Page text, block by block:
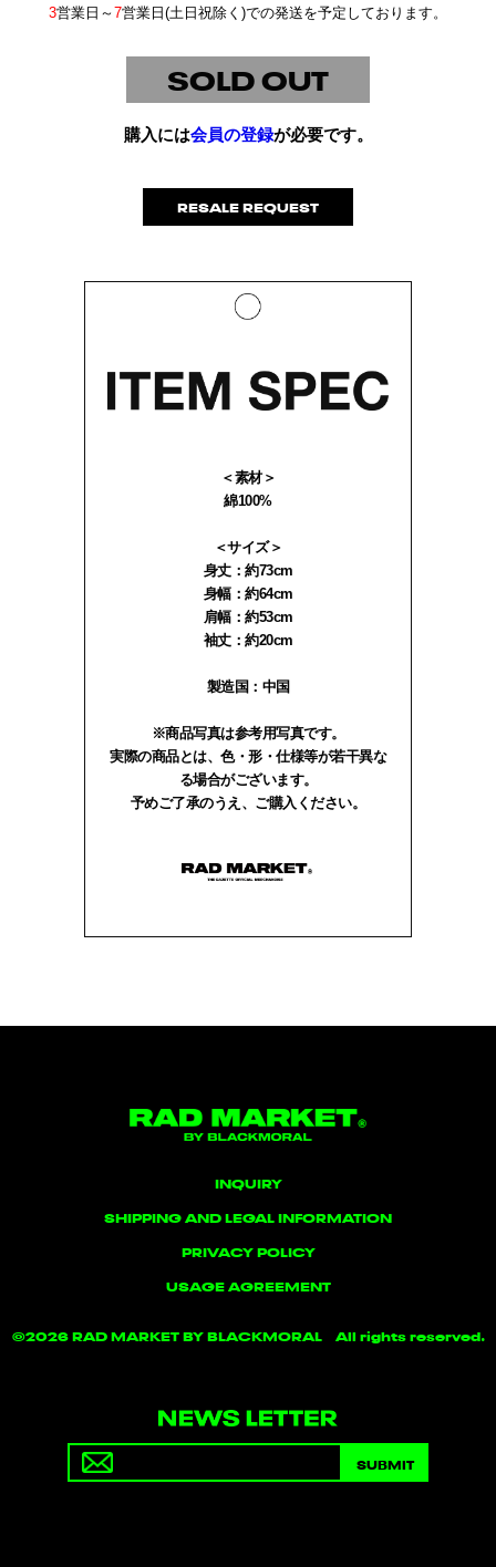
3営業日～7営業日(土日祝除く)での発送を予定しております。
SOLD OUT
購入には会員の登録が必要です。
RESALE REQUEST
＜素材＞
綿100%
＜サイズ＞
身丈：約73cm
身幅：約64cm
肩幅：約53cm
袖丈：約20cm
製造国：中国
※商品写真は参考用写真です。
実際の商品とは、色・形・仕様等が若干異な
る場合がございます。
予めご了承のうえ、ご購入ください。
INQUIRY
SHIPPING AND LEGAL INFORMATION
PRIVACY POLICY
USAGE AGREEMENT
©2026 RAD MARKET BY BLACKMORAL All rights reserved.